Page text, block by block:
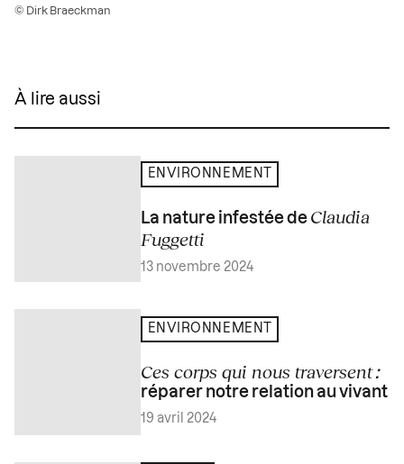
© Dirk Braeckman
À lire aussi
ENVIRONNEMENT
La nature infestée de Claudia
Fuggetti
13 novembre 2024
ENVIRONNEMENT
Ces corps qui nous traversent:
réparer notre relation au vivant
19 avril 2024